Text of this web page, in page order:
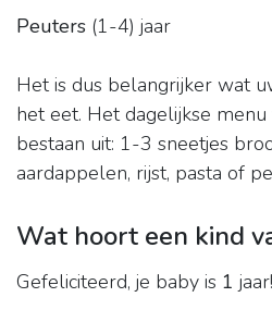
Peuters (1-4) jaar
Het is dus belangrijker wat
het eet. Het dagelijkse menu
bestaan uit: 1-3 sneetjes
aardappelen, rijst, pasta of
Wat hoort een kind
Gefeliciteerd, je baby is 1 jaar!